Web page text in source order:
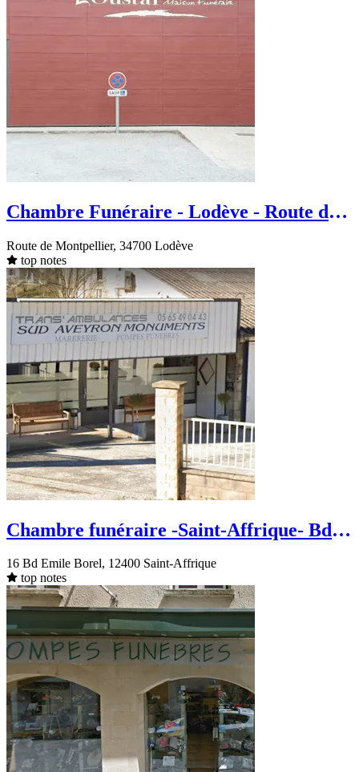
Chambre Funéraire - Lodève - Route de
Route de Montpellier, 34700 Lodève
top notes
Chambre funéraire -Saint-Affrique- Bd
16 Bd Emile Borel, 12400 Saint-Affrique
top notes